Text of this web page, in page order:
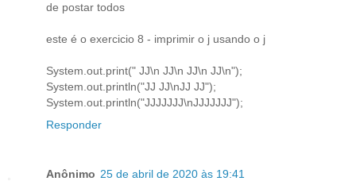
de postar todos
este é o exercicio 8 - imprimir o j usando o j
System.out.print(" JJ\n JJ\n JJ\n JJ\n");
System.out.println("JJ JJ\nJJ JJ");
System.out.println("JJJJJJJ\nJJJJJJJ");
Responder
Anônimo 25 de abril de 2020 às 19:41